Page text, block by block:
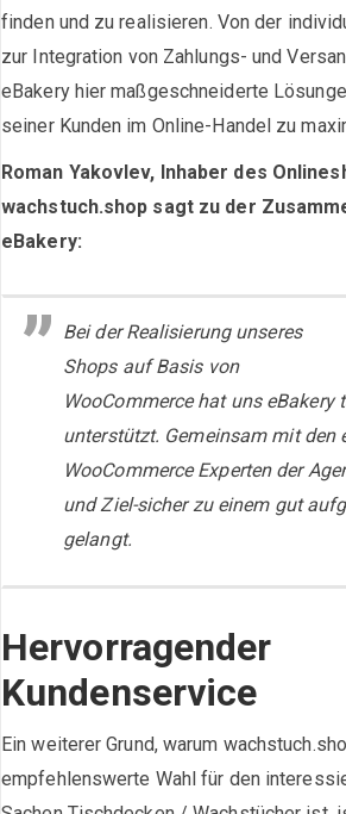
finden und zu realisieren. Von der
zur Integration von Zahlungs- und
eBakery hier maßgeschneiderte
seiner Kunden im Online-Handel zu
Roman Yakovlev, Inhaber des
wachstuch.shop sagt zu der
eBakery:
Bei der Realisierung unseres
Shops auf Basis von
WooCommerce hat uns
unterstützt. Gemeinsam mit den
WooCommerce Experten der
und Ziel-sicher zu einem gut
gelangt.
Hervorragender
Kundenservice
Ein weiterer Grund, warum
empfehlenswerte Wahl für den